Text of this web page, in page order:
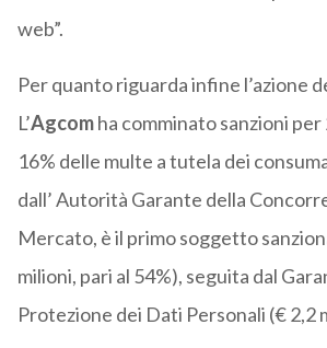
web”.
Per quanto riguarda infine l’azione
L’Agcomha comminato sanzioni per
16% delle multe a tutela dei
dall’ Autorità Garante della
Mercato, è il primo soggetto
milioni, pari al 54%), seguita dal
Protezione dei Dati Personali (€ 2,2